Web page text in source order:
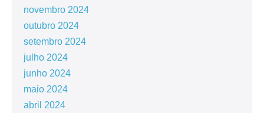
novembro 2024
outubro 2024
setembro 2024
julho 2024
junho 2024
maio 2024
abril 2024